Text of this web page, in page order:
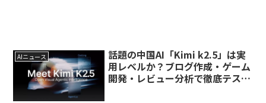
AIニュース
話題の中国AI「Kimi k2.5」は実
用レベルか？ブログ作成・ゲーム
開発・レビュー分析で徹底テスト